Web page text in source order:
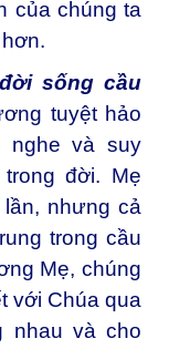
của chúng ta
sống cầu
tuyệt hảo
nghe và suy
đời. Mẹ
lần, nhưng cả
trong cầu
Mẹ, chúng
với Chúa qua
nhau và cho